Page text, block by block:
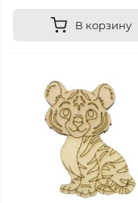
В корзину